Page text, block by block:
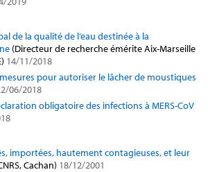
de la qualité de l’eau destinée à la
(Directeur de recherche émérite Aix-Marseille
14/11/2018
pour autoriser le lâcher de moustiques
06/2018
obligatoire des infections à MERS-CoV
importées, hautement contagieuses, et leur
Cachan) 18/12/2001